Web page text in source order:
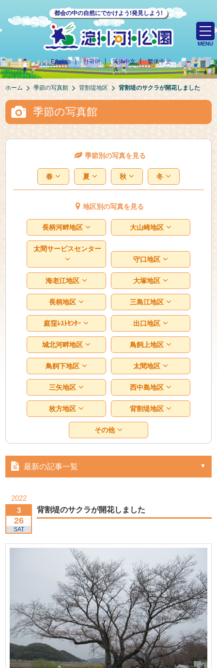
都会の中の自然にでかけよう!発見しよう!
English 한국어 简体中文 繁体中文
MENU
ホーム 季節の写真館 背割堤地区 背割堤のサクラが開花しました
季節の写真館
季節別の写真を見る
春 夏 秋 冬
地区別の写真を見る
長柄河畔地区 大山崎地区
太間サービスセンター
守口地区
海老江地区 大塚地区
長柄地区 三島江地区
庭窪ﾚｽﾄｾﾝﾀｰ 出口地区
城北河畔地区 鳥飼上地区
鳥飼下地区 太間地区
三矢地区 西中島地区
枚方地区 背割堤地区
その他
最新の記事一覧
2022
3
26
SAT
背割堤のサクラが開花しました